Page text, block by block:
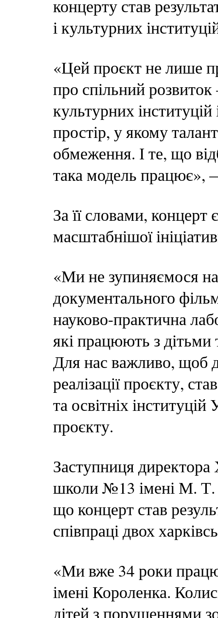
концерту став
і культурних
«Цей проєкт не лише
про спільний
культурних
простір, у якому
обмеження. І те, що
така модель працює»,
За її словами, концерт
масштабнішої
«Ми не зупиняємося
документального
науково-практична
які працюють з
Для нас важливо, щоб
реалізації проєкту,
та освітніх
проєкту.
Заступниця директора
школи №13 імені М. Т.
що концерт став
співпраці двох
«Ми вже 34 роки
імені Короленка.
дітей з порушеннями